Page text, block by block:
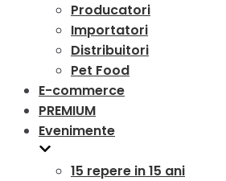
Producatori
Importatori
Distribuitori
Pet Food
E-commerce
PREMIUM
Evenimente
15 repere in 15 ani